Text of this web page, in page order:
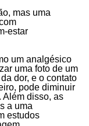
mas uma
estar
um analgésico
uma foto de um
dor, e o contato
pode diminuir
Além disso, as
a uma
estudos